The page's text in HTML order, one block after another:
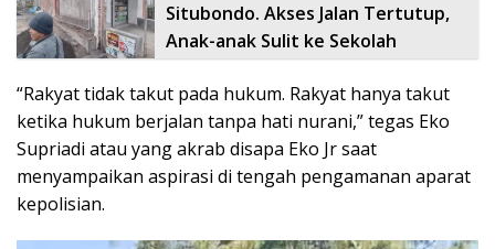
Situbondo. Akses Jalan Tertutup,
Anak-anak Sulit ke Sekolah
“Rakyat tidak takut pada hukum. Rakyat hanya takut
ketika hukum berjalan tanpa hati nurani,” tegas Eko
Supriadi atau yang akrab disapa Eko Jr saat
menyampaikan aspirasi di tengah pengamanan aparat
kepolisian.